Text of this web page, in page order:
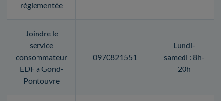
réglementée
Joindre le
service
consommateur
EDF à Gond-
Pontouvre
0970821551
Lundi-
samedi : 8h-
20h